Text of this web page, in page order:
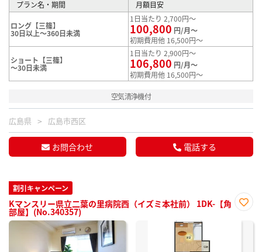
プラン名・期間 月額目安
ロング【三篠】
30日以上～360日未満
1日当たり 2,700円～
100,800 円/月～
初期費用他 16,500円～
ショート【三篠】
～30日未満
1日当たり 2,900円～
106,800 円/月～
初期費用他 16,500円～
空気清浄機付
広島県 広島市西区
お問合わせ 電話する
割引キャンペーン
Kマンスリー県立二葉の里病院西（イズミ本社前） 1DK-【角
部屋】(No.340357)
に入